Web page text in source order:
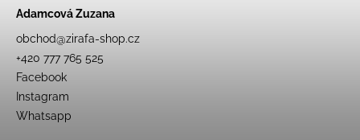
Adamcová Zuzana
obchod@zirafa-shop.cz
+420 777 765 525
Facebook
Instagram
Whatsapp